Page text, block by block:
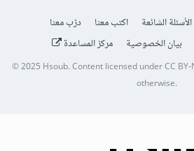
الأسئلة الشائعة اكتب معنا
درّب معنا
بيان الخصوصية مركز المساعدة
© 2025Hsoub.Content licensed underCC
otherwise.